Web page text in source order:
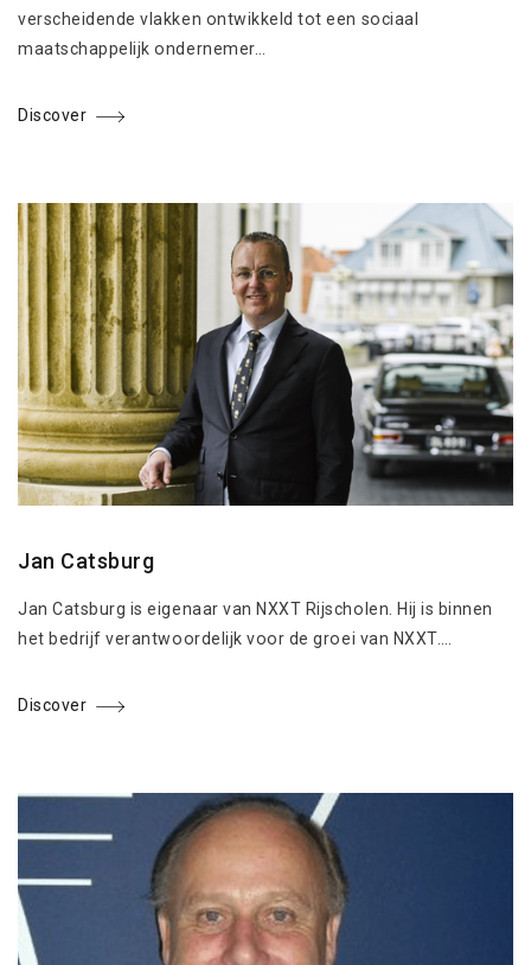
verscheidende vlakken ontwikkeld tot een sociaal
maatschappelijk ondernemer…
Discover
Jan Catsburg
Jan Catsburg is eigenaar van NXXT Rijscholen. Hij is binnen
het bedrijf verantwoordelijk voor de groei van NXXT….
Discover